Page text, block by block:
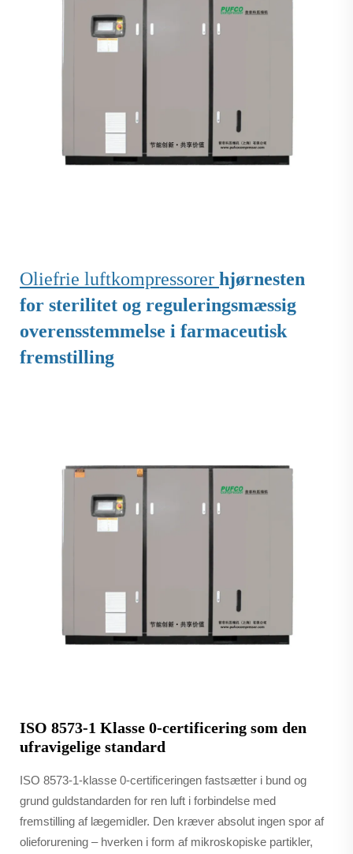
Oliefrie luftkompressorer hjørnesten
for sterilitet og reguleringsmæssig
overensstemmelse i farmaceutisk
fremstilling
ISO 8573-1 Klasse 0-certificering som den
ufravigelige standard
ISO 8573-1-klasse 0-certificeringen fastsætter i bund og
grund guldstandarden for ren luft i forbindelse med
fremstilling af lægemidler. Den kræver absolut ingen spor af
olieforurening – hverken i form af mikroskopiske partikler,